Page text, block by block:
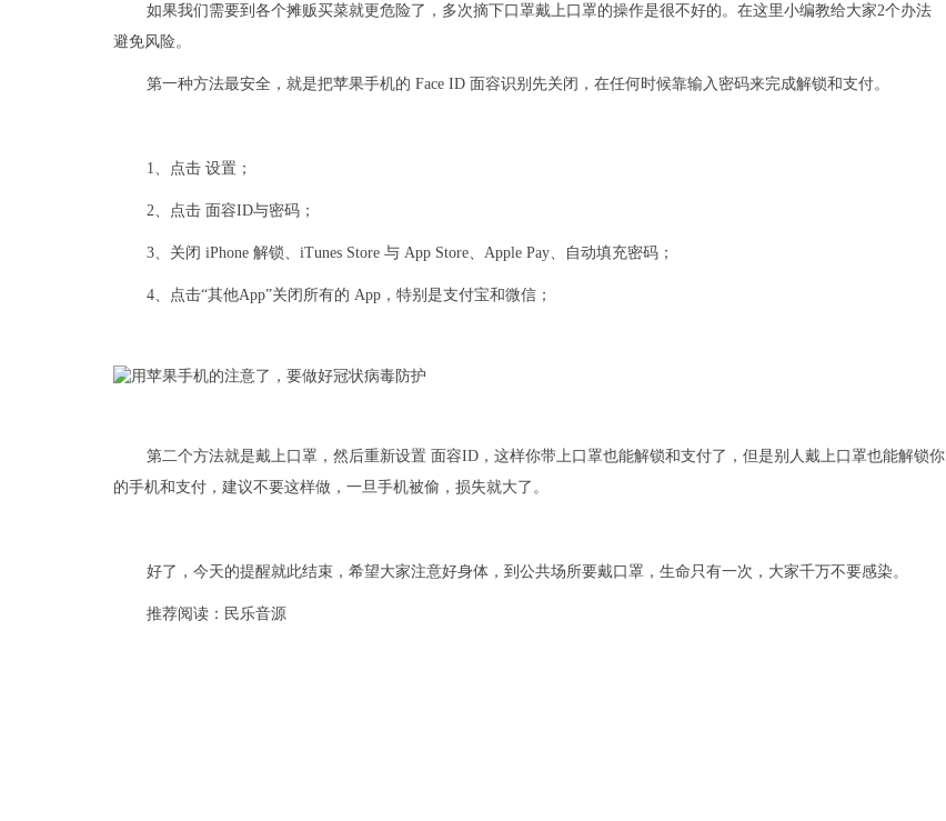
如果我们需要到各个摊贩买菜就更危险了，多次摘下口罩戴上口罩的操作是很不好的。在这里小编教给大家2个办法
避免风险。
第一种方法最安全，就是把苹果手机的 Face ID 面容识别先关闭，在任何时候靠输入密码来完成解锁和支付。
1、点击 设置；
2、点击 面容ID与密码；
3、关闭 iPhone 解锁、iTunes Store 与 App Store、Apple Pay、自动填充密码；
4、点击“其他App”关闭所有的 App，特别是支付宝和微信；
第二个方法就是戴上口罩，然后重新设置 面容ID，这样你带上口罩也能解锁和支付了，但是别人戴上口罩也能解锁你
的手机和支付，建议不要这样做，一旦手机被偷，损失就大了。
好了，今天的提醒就此结束，希望大家注意好身体，到公共场所要戴口罩，生命只有一次，大家千万不要感染。
推荐阅读： 民乐音源